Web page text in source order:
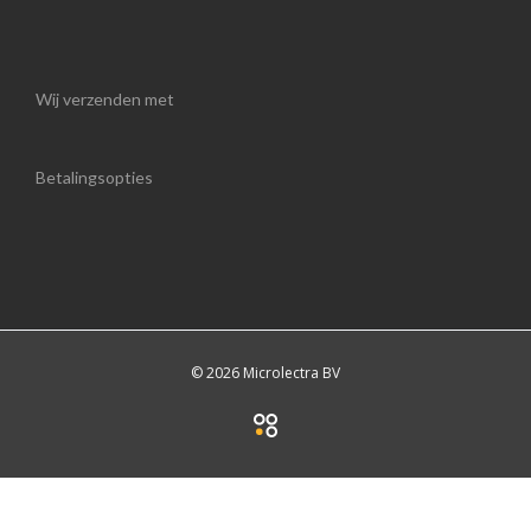
Wij verzenden met
Betalingsopties
© 2026 Microlectra BV